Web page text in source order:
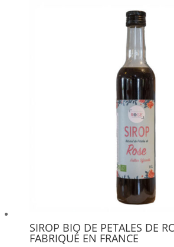
SIROP BIO DE PETALES DE
FABRIQUÉ EN FRANCE